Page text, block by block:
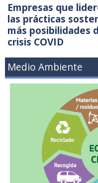
Empresas que
las prácticas
más posibilidades
crisis COVID
Medio Ambiente